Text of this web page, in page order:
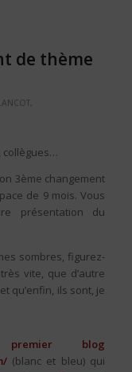
de thème
,
collègues…
3ème changement
de 9 mois. Vous
présentation du
sombres, figurez-
vite, que d’autre
qu’enfin, ils sont, je
blog
(blanc et bleu) qui